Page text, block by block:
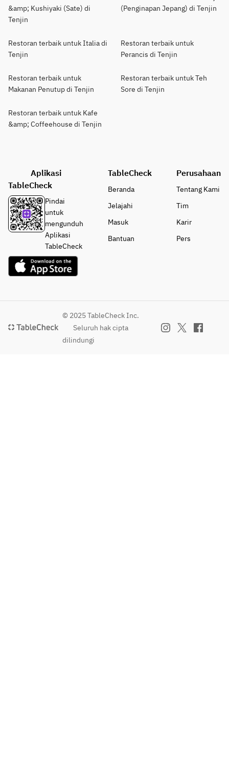
&amp; Kushiyaki (Sate) di
Tenjin
(Penginapan Jepang) di Tenjin
Restoran terbaik untuk Italia di
Tenjin
Restoran terbaik untuk
Perancis di Tenjin
Restoran terbaik untuk
Makanan Penutup di Tenjin
Restoran terbaik untuk Teh
Sore di Tenjin
Restoran terbaik untuk Kafe
&amp; Coffeehouse di Tenjin
Aplikasi
TableCheck
Pindai
untuk
mengunduh
Aplikasi
TableCheck
TableCheck
Beranda
Jelajahi
Masuk
Bantuan
Perusahaan
Tentang Kami
Tim
Karir
Pers
© 2025 TableCheck Inc.
Seluruh hak cipta
dilindungi